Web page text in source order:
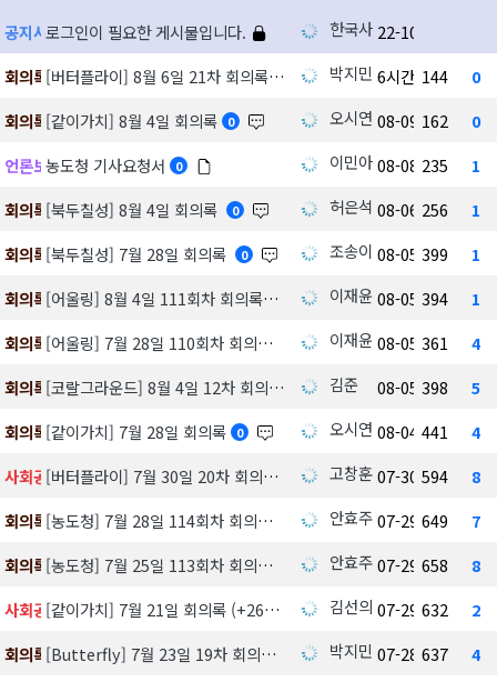
공지사항로그인이 필요한 게시물입니다. 한국사회공헌협회
22-10-28
회의록
[버터플라이] 8월 6일 21차 회의록 박지민 6시간 전144
0
회의록[같이가치] 8월 4일 회의록 0 오시연 08-09 162
0
언론보도/서포터즈
농도청 기사요청서 0 이민아08-08 235
1
회의록[북두칠성] 8월 4일 회의록 0 허은석 08-06 256
1
회의록[북두칠성] 7월 28일 회의록 0 조송이 08-05 399
1
회의록
[어울링] 8월 4일 111회차 회의록 이재윤 08-05 394
1
회의록
[어울링] 7월 28일 110회차 회의록 이재윤 08-05 361
4
회의록
[코랄그라운드] 8월 4일 12차 회의록 김준 08-05 398
5
회의록[같이가치] 7월 28일 회의록 0 오시연 08-04 441
4
사회공헌데이
[버터플라이] 7월 30일 20차 회의록 고창훈07-30 594
8
회의록
[농도청] 7월 28일 114회차 회의록 안효주07-29 649
7
회의록
[농도청] 7월 25일 113회차 회의록 안효주07-29 658
8
사회공헌데이
[같이가치] 7월 21일 회의록 (+26일 추가회의) 김선의 07-29 632
2
회의록
[Butterfly] 7월 23일 19차 회의록 박지민 07-28 637
4